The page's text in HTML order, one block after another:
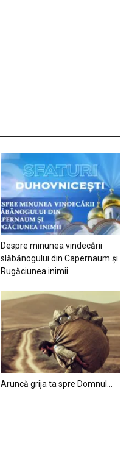
Despre minunea vindecării
slăbănogului din Capernaum și
Rugăciunea inimii
Aruncă grija ta spre Domnul…